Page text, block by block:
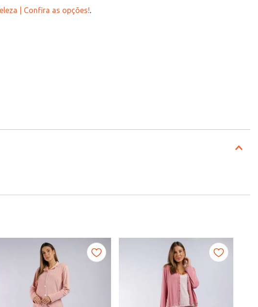
| Confira as opções!.